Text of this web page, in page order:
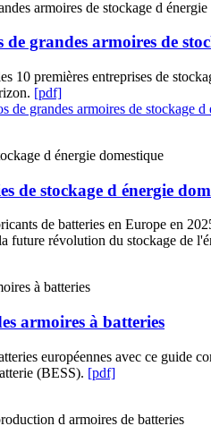
grandes armoires de
10 premières entreprises de
[pdf]
de grandes armoires de stockage d
de stockage d énergie
de batteries en Europe en
future révolution du stockage de
armoires à batteries
européennes avec ce guide
(BESS). [pdf]